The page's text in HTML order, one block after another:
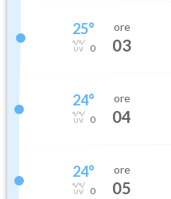
25°
0
ore
03
24°
0
ore
04
24°
0
ore
05